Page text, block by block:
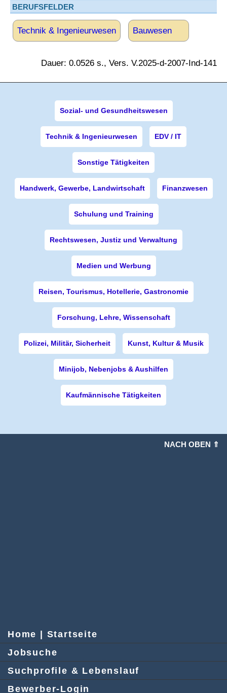
BERUFSFELDER
Technik & Ingenieurwesen Bauwesen
Dauer: 0.0526 s., Vers. V.2025-d-2007-Ind-141
Sozial- und Gesundheitswesen
Technik & Ingenieurwesen EDV / IT
Sonstige Tätigkeiten
Handwerk, Gewerbe, Landwirtschaft Finanzwesen
Schulung und Training
Rechtswesen, Justiz und Verwaltung
Medien und Werbung
Reisen, Tourismus, Hotellerie, Gastronomie
Forschung, Lehre, Wissenschaft
Polizei, Militär, Sicherheit Kunst, Kultur & Musik
Minijob, Nebenjobs & Aushilfen
Kaufmännische Tätigkeiten
NACH OBEN ⇑
Home | Startseite
Jobsuche
Suchprofile & Lebenslauf
Bewerber-Login